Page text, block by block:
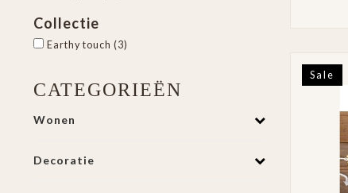
Collectie
Earthy touch (3)
CATEGORIEËN
Wonen
Decoratie
Sale